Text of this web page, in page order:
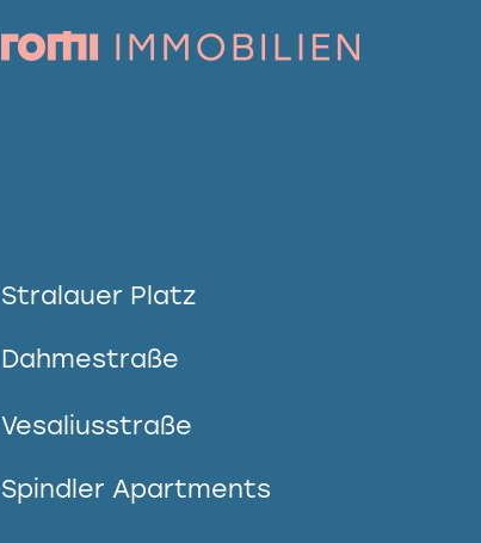
Stralauer Platz
Dahmestraße
Vesaliusstraße
Spindler Apartments